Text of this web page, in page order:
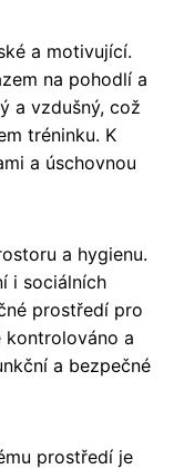
a motivující.
na pohodlí a
a vzdušný, což
tréninku. K
a úschovnou
a hygienu.
i sociálních
prostředí pro
kontrolováno a
a bezpečné
prostředí je